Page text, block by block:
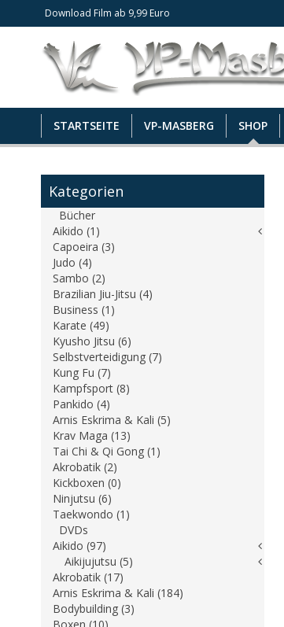
Download Film ab 9,99 Euro
STARTSEITE VP-MASBERG SHOP
Kategorien
Bücher
Aikido (1)
Capoeira (3)
Judo (4)
Sambo (2)
Brazilian Jiu-Jitsu (4)
Business (1)
Karate (49)
Kyusho Jitsu (6)
Selbstverteidigung (7)
Kung Fu (7)
Kampfsport (8)
Pankido (4)
Arnis Eskrima & Kali (5)
Krav Maga (13)
Tai Chi & Qi Gong (1)
Akrobatik (2)
Kickboxen (0)
Ninjutsu (6)
Taekwondo (1)
DVDs
Aikido (97)
Aikijujutsu (5)
Akrobatik (17)
Arnis Eskrima & Kali (184)
Bodybuilding (3)